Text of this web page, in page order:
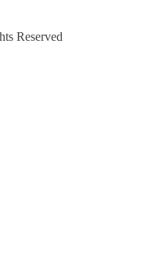
Reserved